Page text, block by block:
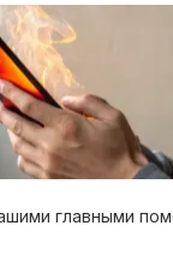
главными